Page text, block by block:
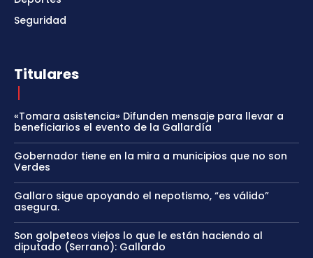
Seguridad
Titulares
«Tomara asistencia» Difunden mensaje para llevar a
beneficiarios el evento de la Gallardía
Gobernador tiene en la mira a municipios que no son
Verdes
Gallaro sigue apoyando el nepotismo, “es válido”
asegura.
Son golpeteos viejos lo que le están haciendo al
diputado (Serrano): Gallardo